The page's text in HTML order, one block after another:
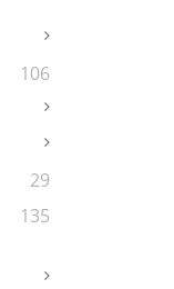
106
29
135